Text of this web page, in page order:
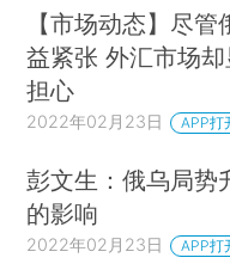
【市场动态】尽管
益紧张 外汇市场
担心
2022年02月23日 APP打
彭文生：俄乌局势
的影响
2022年02月23日 APP打